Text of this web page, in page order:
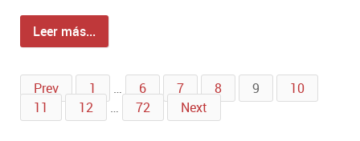
Leer más...
Prev 1 … 6 7 8 9
10
11
12 … 72 Next